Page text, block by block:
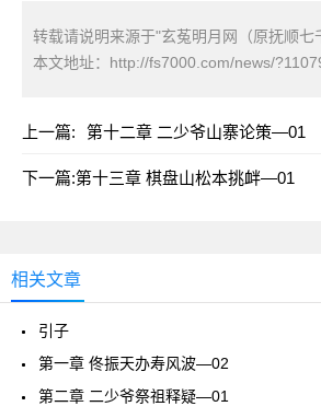
转载请说明来源于"玄菟明月网（原抚顺七
本文地址： http://fs7000.com/news/
上一篇: 第十二章 二少爷山寨论策—01
下一篇:第十三章 棋盘山松本挑衅—01
相关文章
引子
第一章 佟振天办寿风波—02
第二章 二少爷祭祖释疑—01